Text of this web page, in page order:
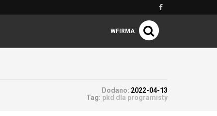
WFIRMA
Dodano: 2022-04-13
Tag: pkd dla programisty